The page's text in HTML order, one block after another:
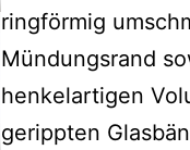
ringförmig
Mündungsrand
henkelartigen
gerippten